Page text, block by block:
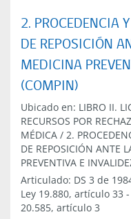
2. PROCEDENCIA
DE REPOSICIÓN
MEDICINA
(COMPIN)
Ubicado en: LIBRO II.
RECURSOS POR
MÉDICA / 2.
DE REPOSICIÓN ANTE
PREVENTIVA E
Articulado: DS 3 de
Ley 19.880, artículo 33 -
20.585, artículo 3